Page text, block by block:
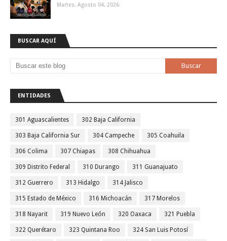
Martes, Agosto 04, 2026
BUSCAR AQUÍ
ENTIDADES
301 Aguascalientes 302 Baja California
303 Baja California Sur 304 Campeche 305 Coahuila
306 Colima 307 Chiapas 308 Chihuahua
309 Distrito Federal 310 Durango 311 Guanajuato
312 Guerrero 313 Hidalgo 314 Jalisco
315 Estado de México 316 Michoacán 317 Morelos
318 Nayarit 319 Nuevo León 320 Oaxaca 321 Puebla
322 Querétaro 323 Quintana Roo 324 San Luis Potosí